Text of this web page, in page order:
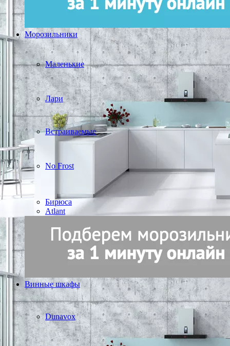
Морозильники
Маленькие
Лари
Встраиваемые
No Frost
Бирюса
Atlant
Винные шкафы
Dunavox